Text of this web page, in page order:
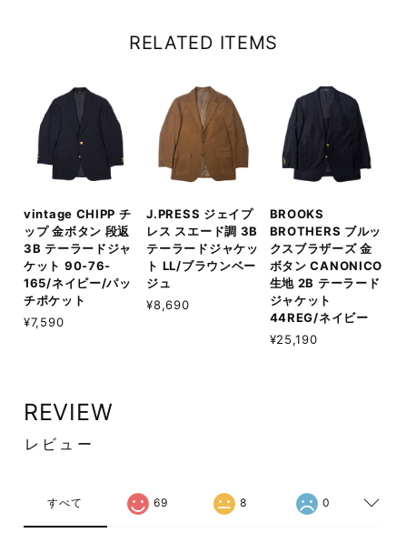
RELATED ITEMS
vintage CHIPP チ
ップ 金ボタン 段返
3B テーラードジャ
ケット 90-76-
165/ネイビー/パッ
チポケット
¥7,590
J.PRESS ジェイプ
レス スエード調 3B
テーラードジャケッ
ト LL/ブラウンベー
ジュ
¥8,690
BROOKS
BROTHERS ブルッ
クスブラザーズ 金
ボタン CANONICO
生地 2B テーラード
ジャケット
44REG/ネイビー
¥25,190
REVIEW
レビュー
すべて 69 8 0